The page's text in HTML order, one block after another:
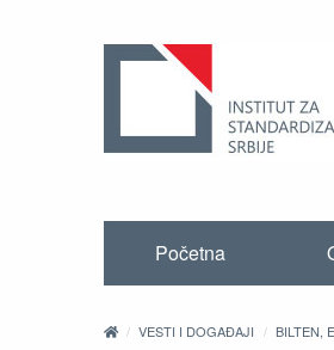
Početna
VESTI I DOGAĐAJI BILTEN,